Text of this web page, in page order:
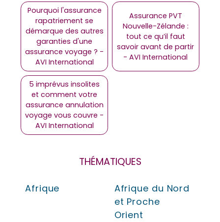
Pourquoi l'assurance
rapatriement se
démarque des autres
garanties d'une
assurance voyage ? -
AVI International
Assurance PVT
Nouvelle-Zélande :
tout ce qu’il faut
savoir avant de partir
- AVI International
5 imprévus insolites
et comment votre
assurance annulation
voyage vous couvre -
AVI International
THÉMATIQUES
Afrique
Afrique du Nord
et Proche
Orient